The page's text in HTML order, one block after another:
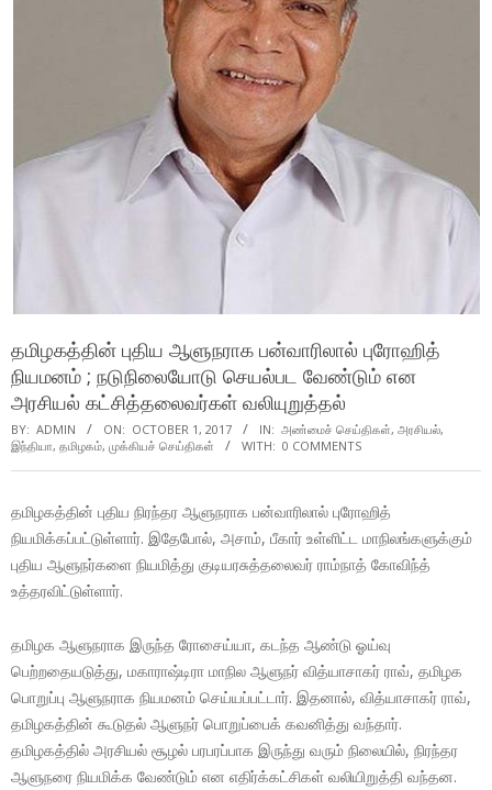
தமிழகத்தின் புதிய ஆளுநராக பன்வாரிலால் புரோஹித்
நியமனம் ; நடுநிலையோடு செயல்பட வேண்டும் என
அரசியல் கட்சித்தலைவர்கள் வலியுறுத்தல்
BY: ADMIN ON: OCTOBER 1, 2017 IN: அண்மைச் செய்திகள், அரசியல்,
இந்தியா, தமிழகம், முக்கியச் செய்திகள் WITH: 0 COMMENTS
தமிழகத்தின் புதிய நிரந்தர ஆளுநராக பன்வாரிலால் புரோஹித்
நியமிக்கப்பட்டுள்ளார். இதேபோல், அசாம், பீகார் உள்ளிட்ட மாநிலங்களுக்கும்
புதிய ஆளுநர்களை நியமித்து குடியரசுத்தலைவர் ராம்நாத் கோவிந்த்
உத்தரவிட்டுள்ளார்.
தமிழக ஆளுநராக இருந்த ரோசைய்யா, கடந்த ஆண்டு ஓய்வு
பெற்றதையடுத்து, மகாராஷ்டிரா மாநில ஆளுநர் வித்யாசாகர் ராவ், தமிழக
பொறுப்பு ஆளுநராக நியமனம் செய்யப்பட்டார். இதனால், வித்யாசாகர் ராவ்,
தமிழகத்தின் கூடுதல் ஆளுநர் பொறுப்பைக் கவனித்து வந்தார்.
தமிழகத்தில் அரசியல் சூழல் பரபரப்பாக இருந்து வரும் நிலையில், நிரந்தர
ஆளுநரை நியமிக்க வேண்டும் என எதிர்க்கட்சிகள் வலியிறுத்தி வந்தன.